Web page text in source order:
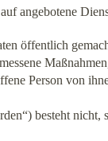
angebotene
öffentlich
Person von
besteht